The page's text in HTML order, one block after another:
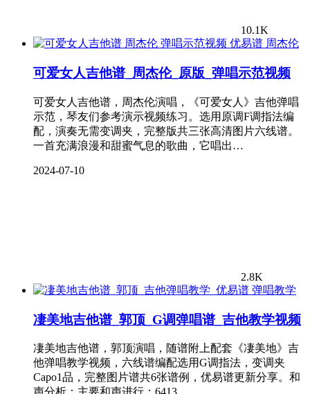
10.1K
周杰伦
可爱女人吉他谱_周杰伦_原版_弹唱示范视频
可爱女人吉他谱，周杰伦演唱，《可爱女人》吉他弹唱
示范，琴友们参考演示视频练习。选用原调F调指法编
配，演奏无需变调夹，完整版共三张高清图片六线谱。
一首充满浪漫和甜蜜气息的歌曲，它唱出…
2024-07-10
2.8K
弹唱教学
凄美地吉他谱_郭顶_G调弹唱谱_吉他教学视频
凄美地吉他谱，郭顶演唱，随谱附上配套《凄美地》吉
他弹唱教学视频，六线谱编配选用G调指法，变调夹
Capo1品，完整图片谱共6张谱例，优易谱更新分享。和